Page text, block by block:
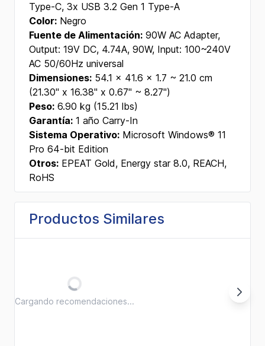
Type-C, 3x USB 3.2 Gen 1 Type-A
Color: Negro
Fuente de Alimentación: 90W AC Adapter,
Output: 19V DC, 4.74A, 90W, Input: 100~240V
AC 50/60Hz universal
Dimensiones: 54.1 x 41.6 x 1.7 ~ 21.0 cm
(21.30" x 16.38" x 0.67" ~ 8.27")
Peso: 6.90 kg (15.21 lbs)
Garantía: 1 año Carry-In
Sistema Operativo: Microsoft Windows® 11
Pro 64-bit Edition
Otros: EPEAT Gold, Energy star 8.0, REACH,
RoHS
Productos Similares
Cargando recomendaciones...